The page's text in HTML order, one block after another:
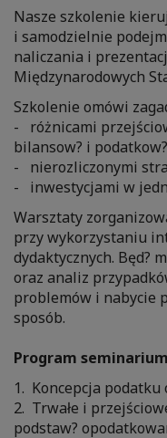
Nasze szkolenie
i samodzielnie
naliczania i
Międzynarodowych
Szkolenie omówi
- różnicami
bilansow? i
- nierozliczonymi
- inwestycjami w
Warsztaty
przy wykorzystaniu
dydaktycznych. Będ?
oraz analiz
problemów i nabycie
sposób.
Program
1. Koncepcja podatku
2. Trwałe i
podstaw?